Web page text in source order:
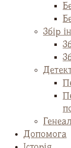
Збір
Допомога